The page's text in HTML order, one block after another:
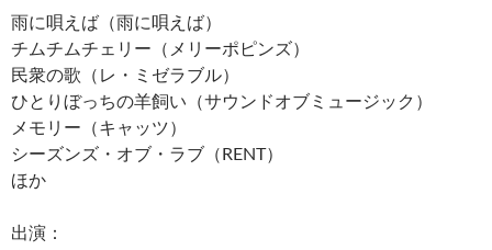
雨に唄えば（雨に唄えば）
チムチムチェリー（メリーポピンズ）
民衆の歌（レ・ミゼラブル）
ひとりぼっちの羊飼い（サウンドオブミュージック）
メモリー（キャッツ）
シーズンズ・オブ・ラブ（RENT）
ほか
出演：